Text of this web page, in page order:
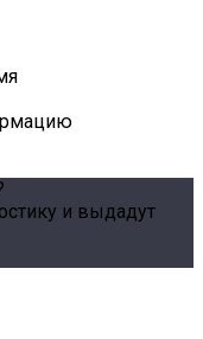
и выдадут